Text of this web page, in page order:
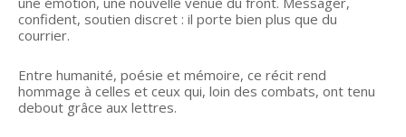
confident, soutien discret : il porte bien plus que du
courrier.
Entre humanité, poésie et mémoire, ce récit rend
hommage à celles et ceux qui, loin des combats, ont tenu
debout grâce aux lettres.